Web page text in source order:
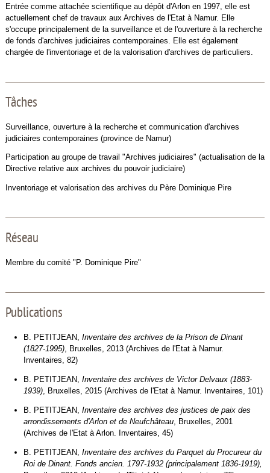
Entrée comme attachée scientifique au dépôt d'Arlon en 1997, elle est
actuellement chef de travaux aux Archives de l'Etat à Namur. Elle
s'occupe principalement de la surveillance et de l'ouverture à la recherche
de fonds d'archives judiciaires contemporaines. Elle est également
chargée de l'inventoriage et de la valorisation d'archives de particuliers.
Tâches
Surveillance, ouverture à la recherche et communication d'archives
judiciaires contemporaines (province de Namur)
Participation au groupe de travail "Archives judiciaires" (actualisation de la
Directive relative aux archives du pouvoir judiciaire)
Inventoriage et valorisation des archives du Père Dominique Pire
Réseau
Membre du comité "P. Dominique Pire"
Publications
B. PETITJEAN, Inventaire des archives de la Prison de Dinant
(1827-1995), Bruxelles, 2013 (Archives de l'Etat à Namur.
Inventaires, 82)
B. PETITJEAN, Inventaire des archives de Victor Delvaux (1883-
1939), Bruxelles, 2015 (Archives de l'Etat à Namur. Inventaires, 101)
B. PETITJEAN, Inventaire des archives des justices de paix des
arrondissements d'Arlon et de Neufchâteau, Bruxelles, 2001
(Archives de l'Etat à Arlon. Inventaires, 45)
B. PETITJEAN, Inventaire des archives du Parquet du Procureur du
Roi de Dinant. Fonds ancien. 1797-1932 (principalement 1836-1919),